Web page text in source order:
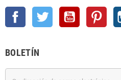
Facebook Twitter YouTube
BOLETÍN